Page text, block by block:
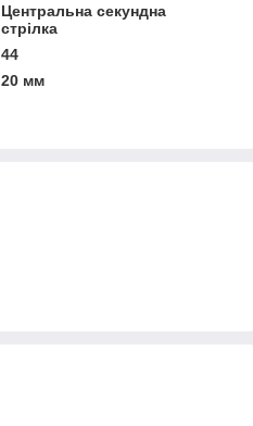
Центральна секундна
стрілка
44
20 мм